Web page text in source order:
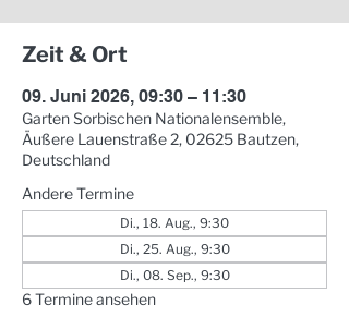
Zeit & Ort
09. Juni 2026, 09:30 – 11:30
Garten Sorbischen Nationalensemble,
Äußere Lauenstraße 2, 02625 Bautzen,
Deutschland
Andere Termine
Di., 18. Aug., 9:30
Di., 25. Aug., 9:30
Di., 08. Sep., 9:30
6 Termine ansehen